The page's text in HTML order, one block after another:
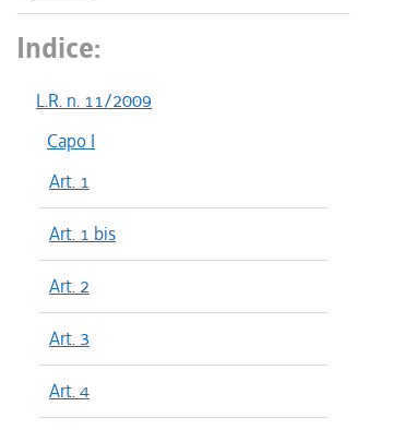
Indice:
L.R. n. 11/2009
Capo I
Art. 1
Art. 1 bis
Art. 2
Art. 3
Art. 4